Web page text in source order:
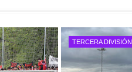
TERCERA DIVISIÓN